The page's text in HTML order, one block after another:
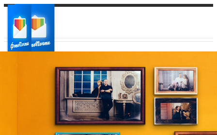
Ваш регион доставки
Выберите из списка: